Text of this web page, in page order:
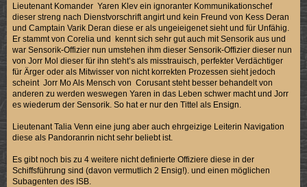
Lieutenant Komander Yaren Klev ein ignoranter Kommunikationschef
dieser streng nach Dienstvorschrift angirt und kein Freund von Kess Deran
und Camptain Varik Deran diese er als ungeieigenet sieht und für Unfähig.
Er stammt von Corelia und kennt sich sehr gut auch mit Sensorik aus und
war Sensorik-Offizier nun umstehen ihm dieser Sensorik-Offizier dieser nun
von Jorr Mol dieser für ihn steht’s als misstrauisch, perfekter Verdächtiger
für Ärger oder als Mitwisser von nicht korrekten Prozessen sieht jedoch
scheint Jorr Mo Als Mensch von Corusant steht besser behandelt von
anderen zu werden weswegen Yaren in das Leben schwer macht und Jorr
es wiederum der Sensorik. So hat er nur den Tittel als Ensign.
Lieutenant Talia Venn eine jung aber auch ehrgeizige Leiterin Navigation
diese als Pandoranrin nicht sehr beliebt ist.
Es gibt noch bis zu 4 weitere nicht definierte Offiziere diese in der
Schiffsführung sind (davon vermutlich 2 Ensig!). und einen möglichen
Subagenten des ISB.